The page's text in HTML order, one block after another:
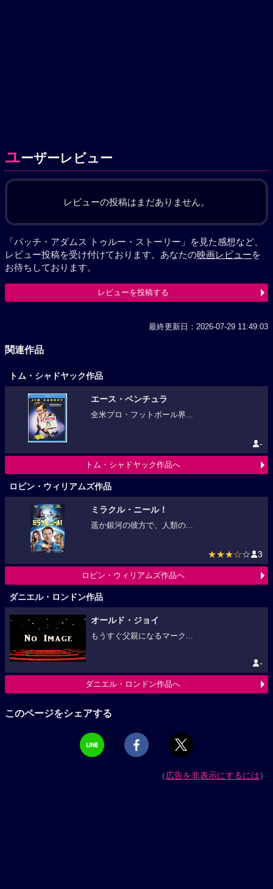
ユーザーレビュー
レビューの投稿はまだありません。
「パッチ・アダムス トゥルー・ストーリー」を見た感想など、
レビュー投稿を受け付けております。あなたの映画レビューを
お待ちしております。
レビューを投稿する
最終更新日：2026-07-29 11:49:03
関連作品
トム・シャドヤック作品
エース・ベンチュラ
全米プロ・フットボール界...
-
トム・シャドヤック作品へ
ロビン・ウィリアムズ作品
ミラクル・ニール！
遥か銀河の彼方で、人類の...
★★★☆☆ 3
ロビン・ウィリアムズ作品へ
ダニエル・ロンドン作品
オールド・ジョイ
もうすぐ父親になるマーク...
-
ダニエル・ロンドン作品へ
このページをシェアする
（広告を非表示にするには）